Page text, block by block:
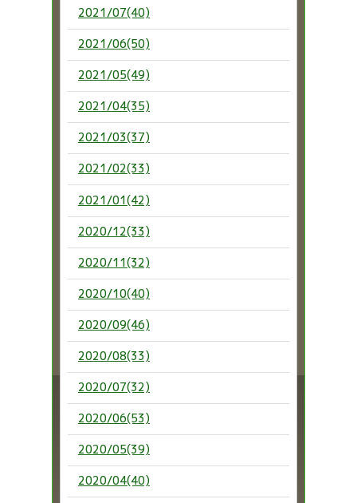
2021/07(40)
2021/06(50)
2021/05(49)
2021/04(35)
2021/03(37)
2021/02(33)
2021/01(42)
2020/12(33)
2020/11(32)
2020/10(40)
2020/09(46)
2020/08(33)
2020/07(32)
2020/06(53)
2020/05(39)
2020/04(40)